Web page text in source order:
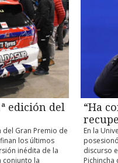
Su
domingo.
el
acceder
cerrado
y
edición del
del Gran Premio de
los últimos
inédita de la
conjunto la
“Ha
En la
discurso
Pichincha